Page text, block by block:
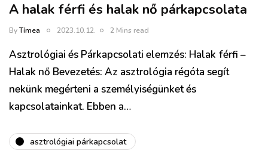
A halak férfi és halak nő párkapcsolata
ByTímea 2023.10.12. 2 Mins read
Asztrológiai és Párkapcsolati elemzés: Halak férfi –
Halak nő Bevezetés: Az asztrológia régóta segít
nekünk megérteni a személyiségünket és
kapcsolatainkat. Ebben a…
asztrológiai párkapcsolat